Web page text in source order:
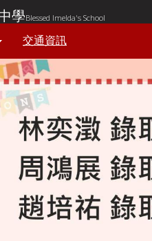
學Blessed Imelda's School
交通資訊